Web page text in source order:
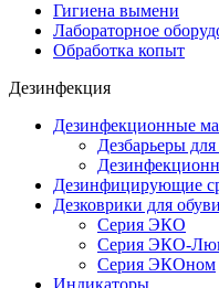
Гигиена вымени
Лабораторное
Обработка копыт
Дезинфекция
Дезинфекционные
Дезбарьеры
Дезинфицирующие
Дезковрики для обуви
Серия ЭКО
Серия ЭКО-
Серия ЭКОном
Индикаторы